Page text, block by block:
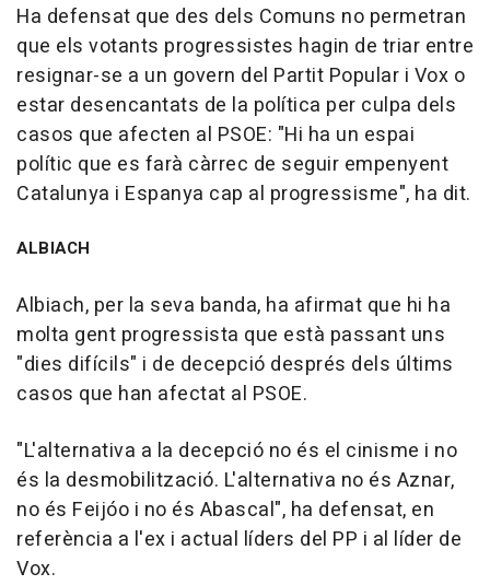
Ha defensat que des dels Comuns no permetran
que els votants progressistes hagin de triar entre
resignar-se a un govern del Partit Popular i Vox o
estar desencantats de la política per culpa dels
casos que afecten al PSOE: "Hi ha un espai
polític que es farà càrrec de seguir empenyent
Catalunya i Espanya cap al progressisme", ha dit.
ALBIACH
Albiach, per la seva banda, ha afirmat que hi ha
molta gent progressista que està passant uns
"dies difícils" i de decepció després dels últims
casos que han afectat al PSOE.
"L'alternativa a la decepció no és el cinisme i no
és la desmobilització. L'alternativa no és Aznar,
no és Feijóo i no és Abascal", ha defensat, en
referència a l'ex i actual líders del PP i al líder de
Vox.